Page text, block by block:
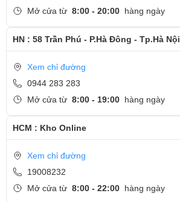
Mở cửa từ 8:00 - 20:00 hàng ngày
HN : 58 Trần Phú - P.Hà Đông - Tp.Hà Nội
Xem chỉ đường
0944 283 283
Mở cửa từ 8:00 - 19:00 hàng ngày
HCM : Kho Online
Xem chỉ đường
19008232
Mở cửa từ 8:00 - 22:00 hàng ngày